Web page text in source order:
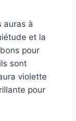
auras à
et la
pour
sont
violette
pour